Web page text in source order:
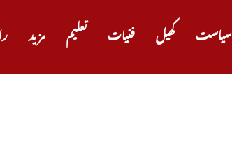
مزید تعلیم فنیات کھیل سیاست